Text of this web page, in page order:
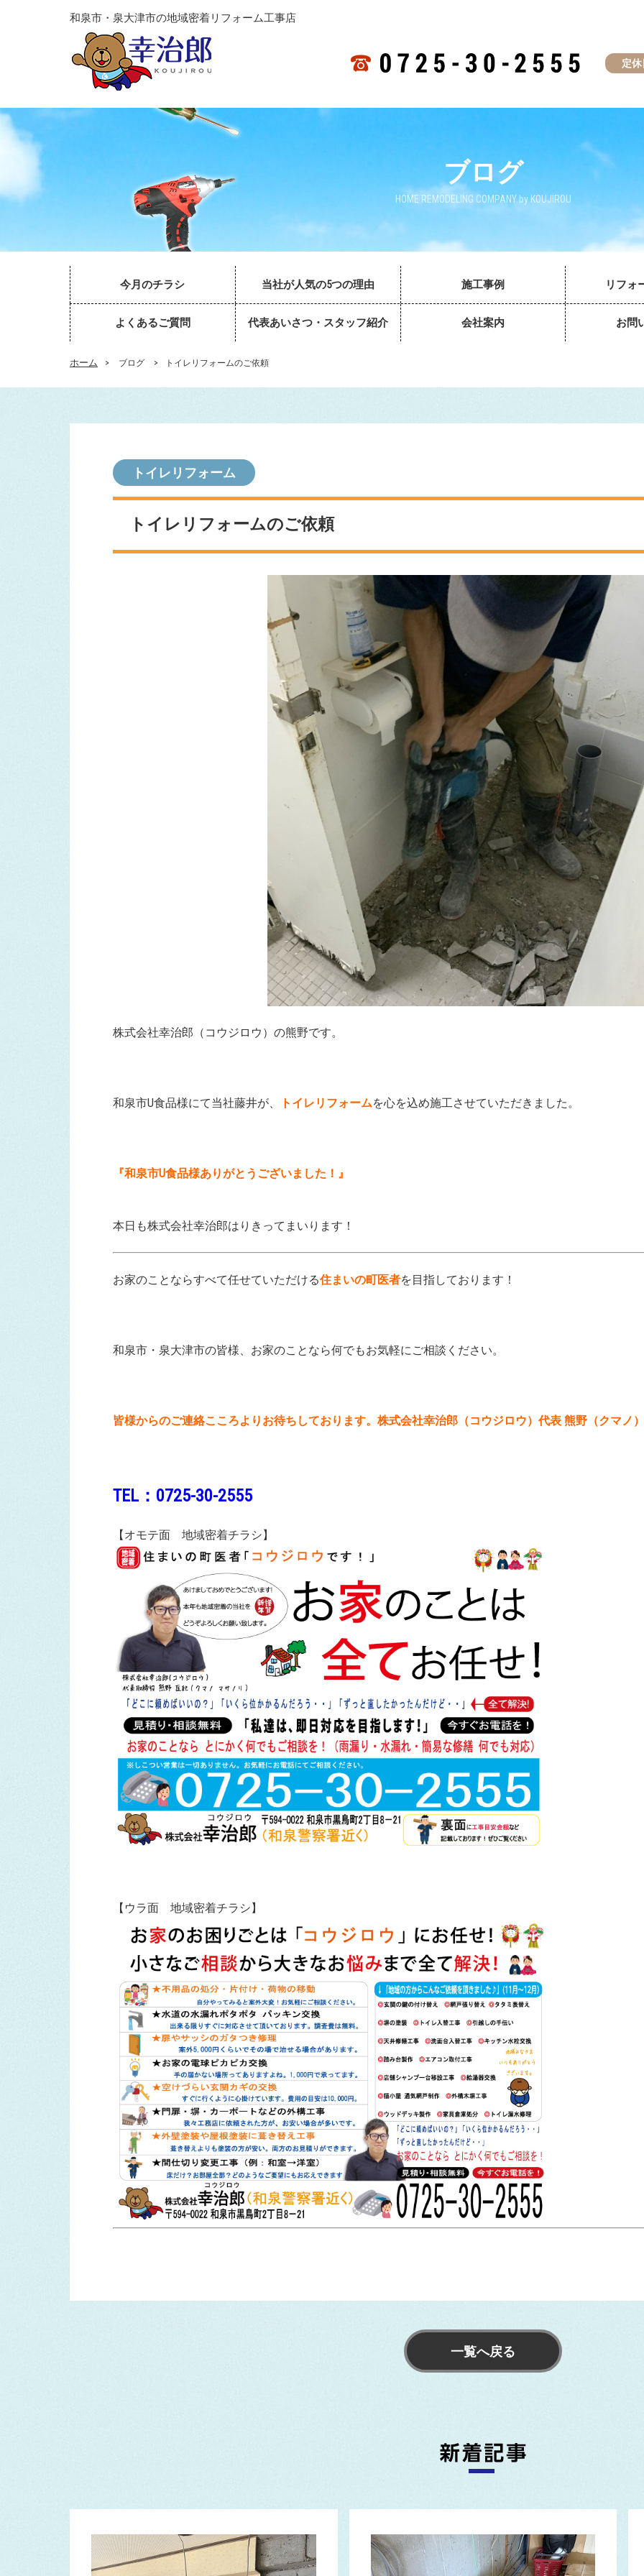
和泉市・泉大津市の地域密着リフォーム工事店
定休
ブログ
HOME REMODELING COMPANY by KOUJIROU
今月のチラシ 当社が人気の5つの理由 施工事例 リフォ
よくあるご質問 代表あいさつ・スタッフ紹介 会社案内 お問
ホーム > ブログ > トイレリフォームのご依頼
トイレリフォーム
トイレリフォームのご依頼
株式会社幸治郎（コウジロウ）の熊野です。
和泉市U食品様にて当社藤井が、 トイレリフォームを心を込め施工させていただきました。
『和泉市U食品様ありがとうございました！』
本日も株式会社幸治郎はりきってまいります！
お家のことならすべて任せていただける住まいの町医者を目指しております！
和泉市・泉大津市の皆様、お家のことなら何でもお気軽にご相談ください。
皆様からのご連絡こころよりお待ちしております。株式会社幸治郎（コウジロウ）代表 熊野（クマノ
TEL：0725-30-2555
【オモテ面 地域密着チラシ】
【ウラ面 地域密着チラシ】
一覧へ戻る